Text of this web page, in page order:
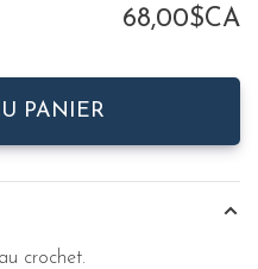
68,00$CA
PANIER
crochet.